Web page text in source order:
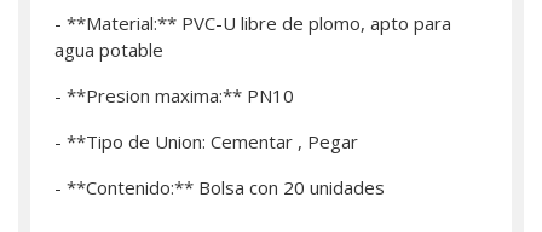
- **Material:** PVC-U libre de plomo, apto para
agua potable
- **Presion maxima:** PN10
- **Tipo de Union: Cementar , Pegar
- **Contenido:** Bolsa con 20 unidades